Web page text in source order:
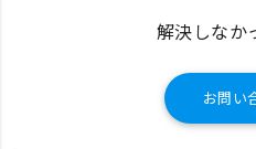
解決しなか
お問い